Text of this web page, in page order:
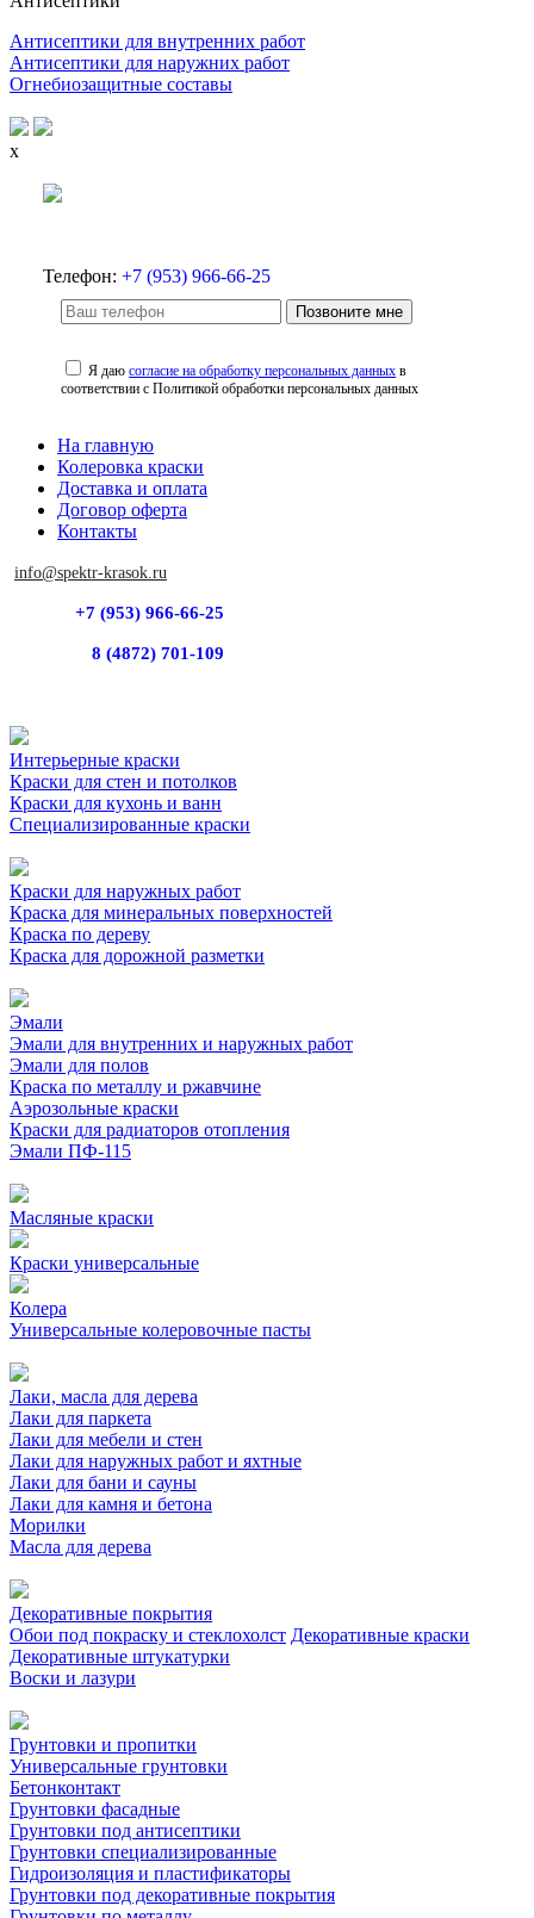
Антисептики для внутренних работ
Антисептики для наружних работ
Огнебиозащитные составы
x
Телефон: +7 (953) 966-66-25
Позвоните мне
Я даюсогласие на обработку персональных данных в
соответствии с Политикой обработки персональных данных
На главную
Колеровка краски
Доставка и оплата
Договор оферта
Контакты
info@spektr-krasok.ru
+7 (953) 966-66-25
8 (4872) 701-109
Интерьерные краски
Краски для стен и потолков
Краски для кухонь и ванн
Специализированные краски
Краски для наружных работ
Краска для минеральных поверхностей
Краска по дереву
Краска для дорожной разметки
Эмали
Эмали для внутренних и наружных работ
Эмали для полов
Краска по металлу и ржавчине
Аэрозольные краски
Краски для радиаторов отопления
Эмали ПФ-115
Масляные краски
Краски универсальные
Колера
Универсальные колеровочные пасты
Лаки, масла для дерева
Лаки для паркета
Лаки для мебели и стен
Лаки для наружных работ и яхтные
Лаки для бани и сауны
Лаки для камня и бетона
Морилки
Масла для дерева
Декоративные покрытия
Обои под покраску и стеклохолст Декоративные краски
Декоративные штукатурки
Воски и лазури
Грунтовки и пропитки
Универсальные грунтовки
Бетонконтакт
Грунтовки фасадные
Грунтовки под антисептики
Грунтовки специализированные
Гидроизоляция и пластификаторы
Грунтовки под декоративные покрытия